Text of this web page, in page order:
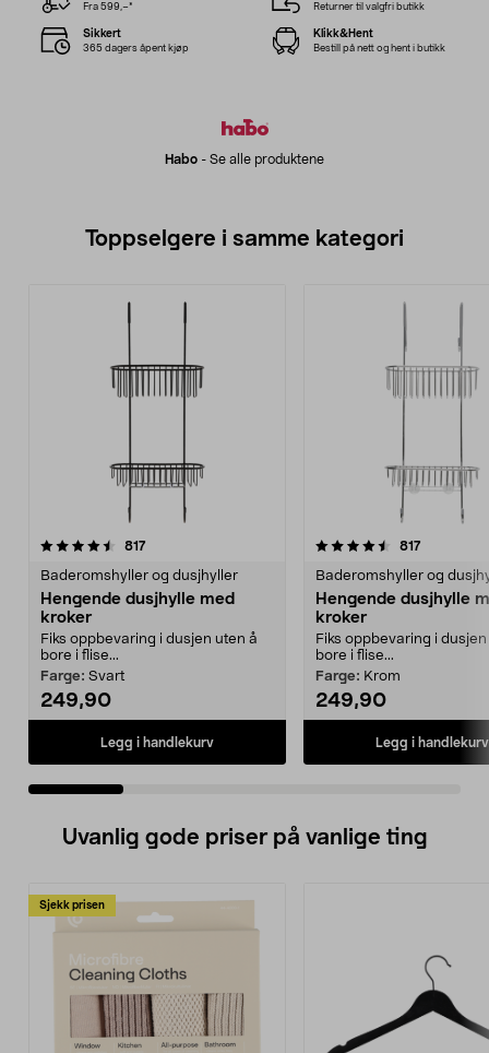
Habo - Se alle produktene
Fra 599,–* Returner til valgfri butikk
Sikkert
365 dagers åpent kjøp
Klikk&Hent
Bestill på nett og hent i butikk
Toppselgere i samme kategori
817anmeldelser
Baderomshyller og dusjhyller
Hengende dusjhylle med
kroker
Fiks oppbevaring i dusjen uten å
bore i flise...
Farge: Svart
249,90
Legg i handlekurv
4.5 av 5 stjerner 817
Baderomshyller og
Hengende dusjhylle
kroker
Fiks oppbevaring i
bore i flise...
Farge: Krom
249,90
Legg i handlekurv
4.0 av 5 stjerner
Uvanlig gode priser på vanlige ting
Sjekk prisen